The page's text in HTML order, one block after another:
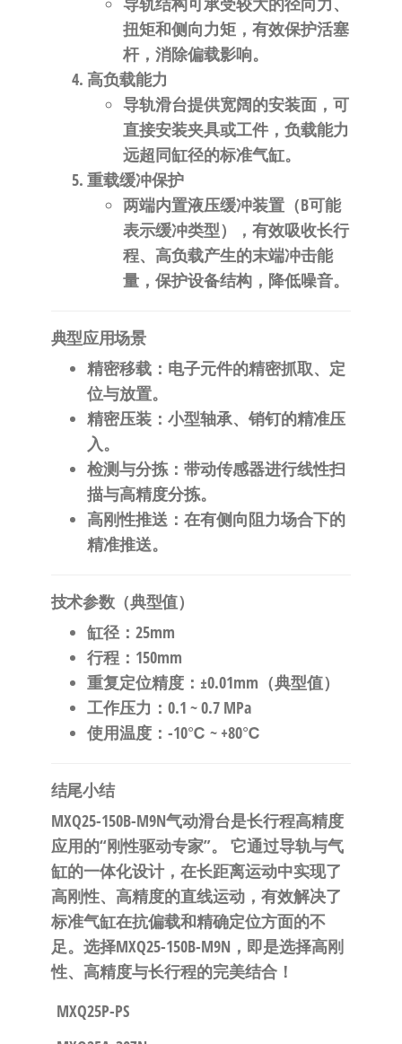
扭矩和侧向力矩，有效保护活塞
杆，消除偏载影响。
高负载能力
导轨滑台提供宽阔的安装面，可
直接安装夹具或工件，负载能力
远超同缸径的标准气缸。
重载缓冲保护
两端内置液压缓冲装置（B可能
表示缓冲类型），有效吸收长行
程、高负载产生的末端冲击能
量，保护设备结构，降低噪音。
典型应用场景
精密移载：电子元件的精密抓取、定
位与放置。
精密压装：小型轴承、销钉的精准压
入。
检测与分拣：带动传感器进行线性扫
描与高精度分拣。
高刚性推送：在有侧向阻力场合下的
精准推送。
技术参数（典型值）
缸径：25mm
行程：150mm
重复定位精度：±0.01mm（典型值）
工作压力 ：0.1 ~ 0.7 MPa
使用温度：-10℃ ~ +80℃
结尾小结
MXQ25-150B-M9N气动滑台是长行程高精度
应用的“刚性驱动专家”。
​ 它通过导轨与气
缸的一体化设计，在长距离运动中实现了
高刚性、高精度的直线运动，有效解决了
标准气缸在抗偏载和精确定位方面的不
足。 选择MXQ25-150B-M9N，即是选择高刚
性、高精度与长行程的完美结合！
MXQ25P-PS